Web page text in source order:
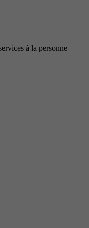
à la personne